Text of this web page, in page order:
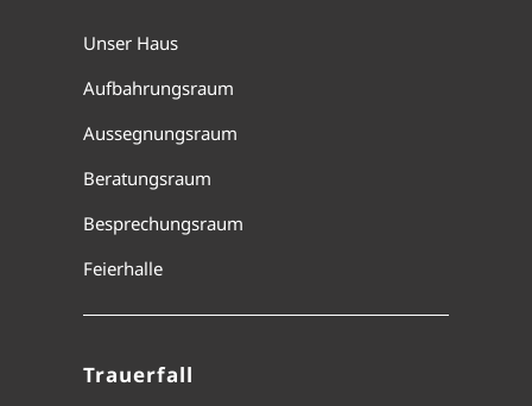
Unser Haus
Aufbahrungsraum
Aussegnungsraum
Beratungsraum
Besprechungsraum
Feierhalle
Trauerfall